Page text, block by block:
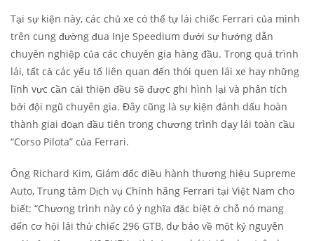
Tại sự kiện này, các chủ xe có thể tự lái chiếc Ferrari của mình
trên cung đường đua Inje Speedium dưới sự hướng dẫn
chuyên nghiệp của các chuyên gia hàng đầu. Trong quá trình
lái, tất cả các yếu tố liên quan đến thói quen lái xe hay những
lĩnh vực cần cải thiện đều sẽ được ghi hình lại và phân tích
bởi đội ngũ chuyên gia. Đây cũng là sự kiện đánh dấu hoàn
thành giai đoạn đầu tiên trong chương trình dạy lái toàn cầu
“Corso Pilota” của Ferrari.
Ông Richard Kim, Giám đốc điều hành thương hiệu Supreme
Auto, Trung tâm Dịch vụ Chính hãng Ferrari tại Việt Nam cho
biết: “Chương trình này có ý nghĩa đặc biệt ở chỗ nó mang
đến cơ hội lái thử chiếc 296 GTB, dự báo về một kỷ nguyên